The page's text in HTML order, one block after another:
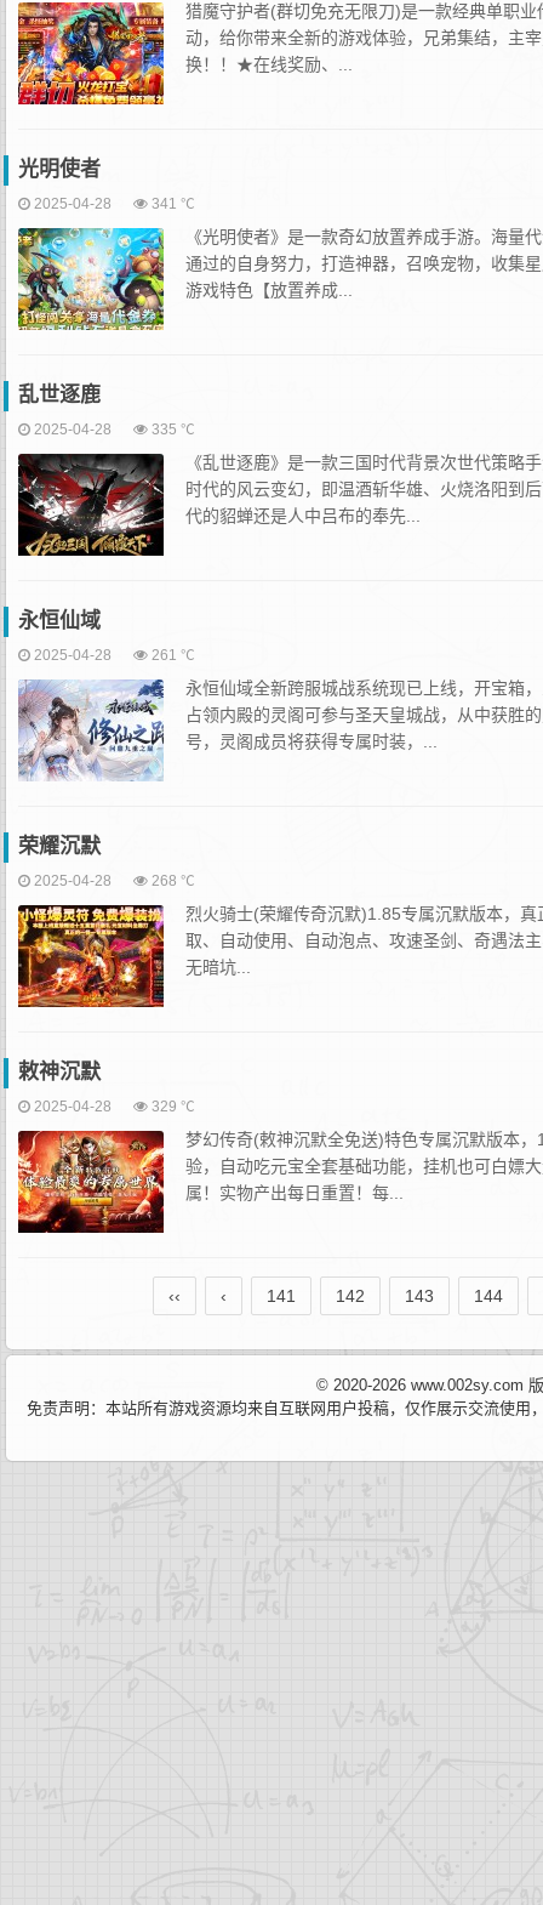
猎魔守护者(群切免充无限刀)是一款经典单职
动，给你带来全新的游戏体验，兄弟集结，主
换！！★在线奖励、...
光明使者
2025-04-28 341 ℃
《光明使者》是一款奇幻放置养成手游。海量
通过的自身努力，打造神器，召唤宠物，收集
游戏特色【放置养成...
乱世逐鹿
2025-04-28 335 ℃
《乱世逐鹿》是一款三国时代背景次世代策略
时代的风云变幻，即温酒斩华雄、火烧洛阳到
代的貂蝉还是人中吕布的奉先...
永恒仙域
2025-04-28 261 ℃
永恒仙域全新跨服城战系统现已上线，开宝箱
占领内殿的灵阁可参与圣天皇城战，从中获胜
号，灵阁成员将获得专属时装，...
荣耀沉默
2025-04-28 268 ℃
烈火骑士(荣耀传奇沉默)1.85专属沉默版本，
取、自动使用、自动泡点、攻速圣剑、奇遇法
无暗坑...
敕神沉默
2025-04-28 329 ℃
梦幻传奇(敕神沉默全免送)特色专属沉默版本
验，自动吃元宝全套基础功能，挂机也可白嫖
属！实物产出每日重置！每...
‹‹ ‹ 141 142 143 144
© 2020-2026 www.002sy.com
免责声明：本站所有游戏资源均来自互联网用户投稿，仅作展示交流使